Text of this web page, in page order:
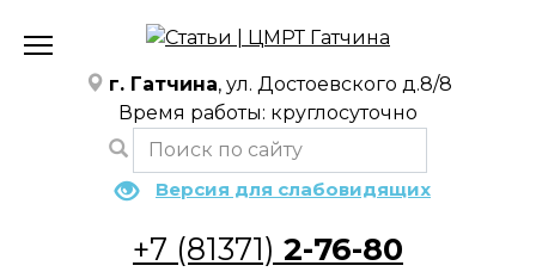
содержанию
г. Гатчина, ул. Достоевского д.8/8
Время работы: круглосуточно
Версия для слабовидящих
+7 (81371) 2-76-80